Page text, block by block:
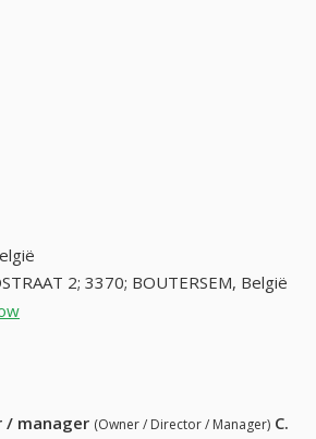
2; 3370; BOUTERSEM, België
/ manager (Owner / Director / Manager) C.